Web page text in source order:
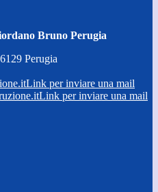
Bruno Perugia
Perugia
Link per inviare una mail
Link per inviare una mail